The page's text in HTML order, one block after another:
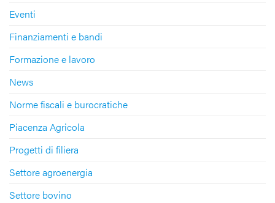
Eventi
Finanziamenti e bandi
Formazione e lavoro
News
Norme fiscali e burocratiche
Piacenza Agricola
Progetti di filiera
Settore agroenergia
Settore bovino